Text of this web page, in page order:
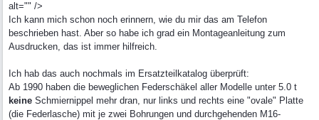
alt="" />
Ich kann mich schon noch erinnern, wie du mir das am Telefon
beschrieben hast. Aber so habe ich grad ein Montageanleitung zum
Ausdrucken, das ist immer hilfreich.
Ich hab das auch nochmals im Ersatzteilkatalog überprüft:
Ab 1990 haben die beweglichen Federschäkel aller Modelle unter 5.0 t
keine Schmiernippel mehr dran, nur links und rechts eine "ovale" Platte
(die Federlasche) mit je zwei Bohrungen und durchgehenden M16-